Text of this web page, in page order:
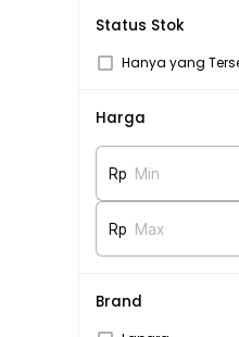
Status Stok
Hanya yang
Harga
Rp Min
Rp Max
Brand